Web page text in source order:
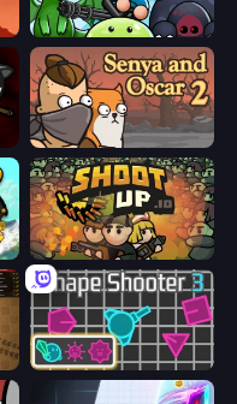
Mageclash.io
Senya and Oscar 2
Shootup.io
Shape Shooter 3